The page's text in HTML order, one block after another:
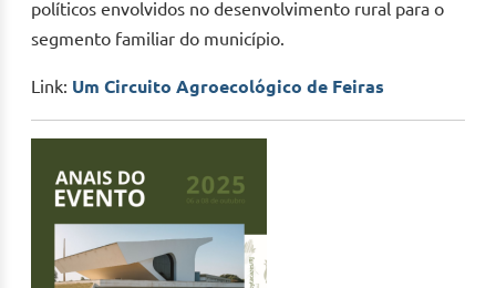
políticos envolvidos no desenvolvimento rural para o
segmento familiar do município.
Link: Um Circuito Agroecológico de Feiras